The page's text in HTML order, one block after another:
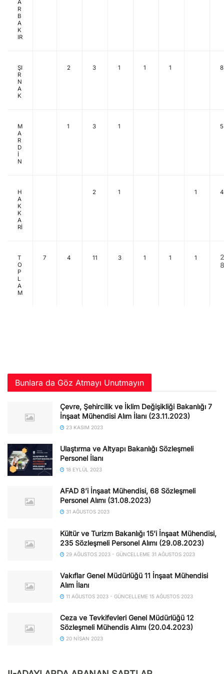
A
R
B
A
K
IR
ŞI
R
N
A
K
2 3 1 1 1 8
M
A
R
D
İ
N
1 3 1 5
H
A
K
K
A
Rİ
2 1 1 4
T
O
P
L
A
M
7 4 11 3 1 1 1
2
8
Bunlara da Göz Atmayı Unutmayın
Çevre, Şehircilik ve İklim Değişikliği Bakanlığı 7
İnşaat Mühendisi Alım İlanı (23.11.2023)
23 KASIM 2023
Ulaştırma ve Altyapı Bakanlığı Sözleşmeli
Personel İlanı
18 EYLÜL 2023
AFAD 8’i İnşaat Mühendisi, 68 Sözleşmeli
Personel Alımı (31.08.2023)
31 AĞUSTOS 2023
Kültür ve Turizm Bakanlığı 15’i İnşaat Mühendisi,
235 Sözleşmeli Personel Alımı (29.08.2023)
29 AĞUSTOS 2023 - GÜNCELLEME 31 AĞUSTOS 2023
Vakıflar Genel Müdürlüğü 11 İnşaat Mühendisi
Alım İlanı
11 AĞUSTOS 2023 - GÜNCELLEME 15 AĞUSTOS 2023
Ceza ve Tevkifevleri Genel Müdürlüğü 12
Sözleşmeli Mühendis Alımı (20.04.2023)
20 NISAN 2023